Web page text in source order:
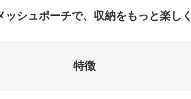
シュポーチで、収納をもっと楽しく
特徴